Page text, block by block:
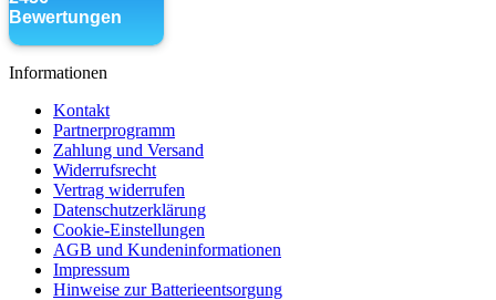
Informationen
Kontakt
Partnerprogramm
Zahlung und Versand
Widerrufsrecht
Vertrag widerrufen
Datenschutzerklärung
Cookie-Einstellungen
AGB und Kundeninformationen
Impressum
Hinweise zur Batterieentsorgung